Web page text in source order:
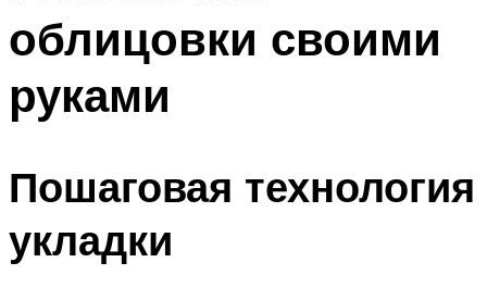
облицовки своими
руками
Пошаговая технология
укладки